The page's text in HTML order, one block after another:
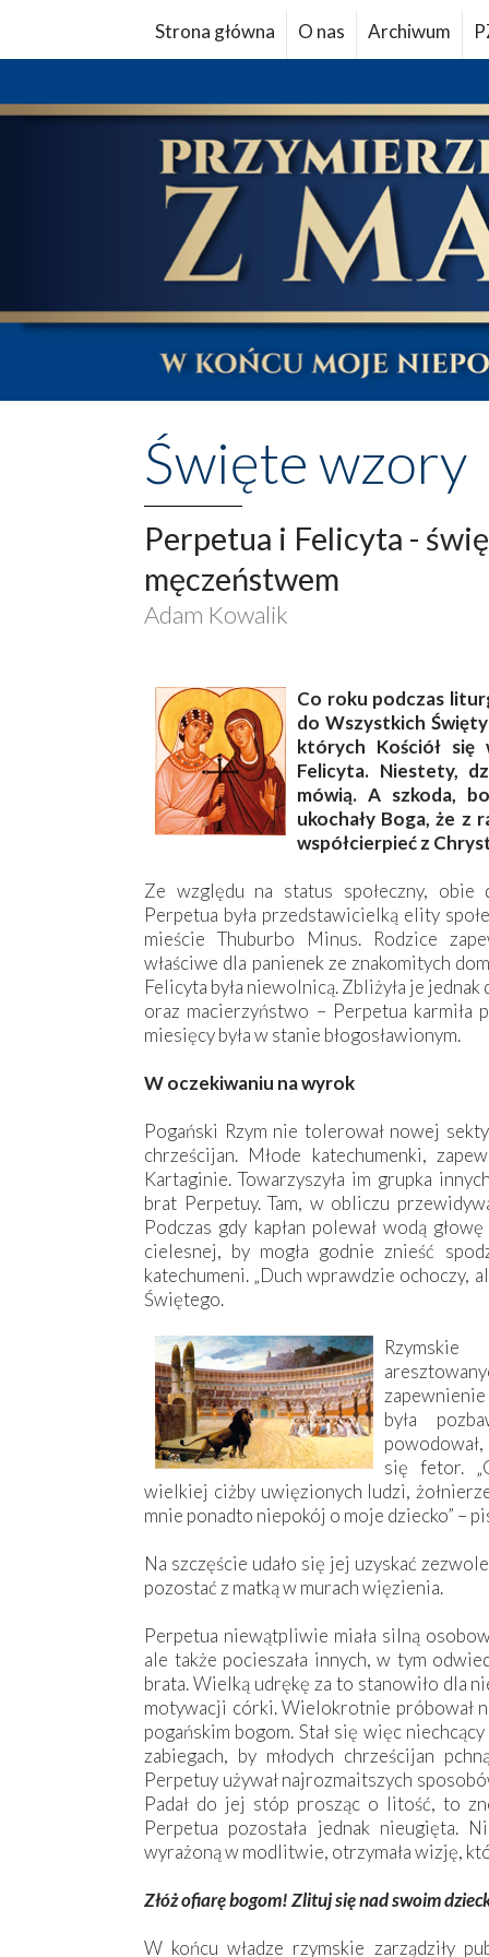
Strona główna O nas Archiwum
Święte wzory
Perpetua i Felicyta -
męczeństwem
Adam Kowalik
Co roku podczas
do Wszystkich
których Kościół
Felicyta. Niestety,
mówią. A szkoda,
ukochały Boga, że z
współcierpieć z
Ze względu na status społeczny, obie
Perpetua była przedstawicielką elity
mieście Thuburbo Minus. Rodzice
właściwe dla panienek ze znakomitych
Felicyta była niewolnicą. Zbliżyła je
oraz macierzyństwo – Perpetua karmiła
miesięcy była w stanie błogosławionym.
W oczekiwaniu na wyrok
Pogański Rzym nie tolerował nowej
chrześcijan. Młode katechumenki,
Kartaginie. Towarzyszyła im grupka
brat Perpetuy. Tam, w obliczu
Podczas gdy kapłan polewał wodą
cielesnej, by mogła godnie znieść
katechumeni. „Duch wprawdzie ochoczy,
Świętego.
była
się fetor.
wielkiej ciżby uwięzionych ludzi,
mnie ponadto niepokój o moje dziecko” –
Na szczęście udało się jej uzyskać
pozostać z matką w murach więzienia.
Perpetua niewątpliwie miała silną
ale także pocieszała innych, w tym
brata. Wielką udrękę za to stanowiło dla
motywacji córki. Wielokrotnie próbował
pogańskim bogom. Stał się więc
zabiegach, by młodych chrześcijan
Perpetuy używał najrozmaitszych
Padał do jej stóp prosząc o litość, to
Perpetua pozostała jednak nieugięta.
wyrażoną w modlitwie, otrzymała wizję,
Złóż ofiarę bogom! Zlituj się nad swoim
W końcu władze rzymskie zarządziły